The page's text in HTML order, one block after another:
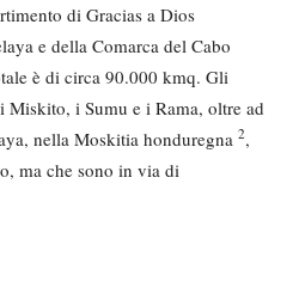
di Gracias a Dios
e della Comarca del Cabo
è di circa 90.000 kmq. Gli
Miskito, i Sumu e i Rama, oltre ad
nella Moskitia honduregna 2,
ma che sono in via di